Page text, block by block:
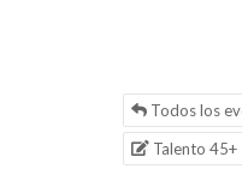
Todos los
Talento 45+